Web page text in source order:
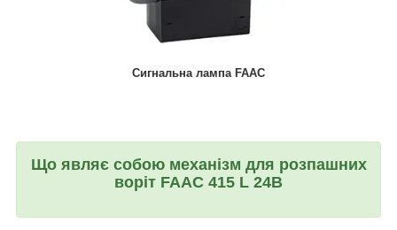
Сигнальна лампа FAAC
Що являє собою механізм для розпашних
воріт FAAC 415 L 24В